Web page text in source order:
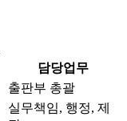
담당업무
출판부 총괄
실무책임, 행정, 제